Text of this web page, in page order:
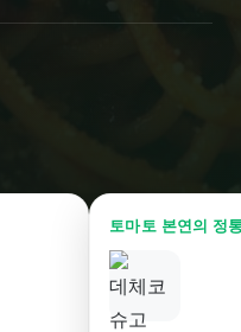
토마토 본연의 정